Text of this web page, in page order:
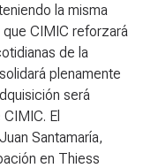
la misma
CIMIC reforzará
de la
plenamente
será
El
Santamaría,
en Thiess